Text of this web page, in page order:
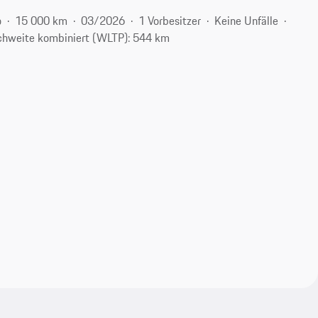
15 000 km 03/2026 1 Vorbesitzer
Keine Unfälle
kombiniert (WLTP): 544 km